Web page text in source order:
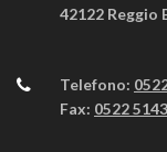
42122 Reggio
Telefono:
Fax: 0522